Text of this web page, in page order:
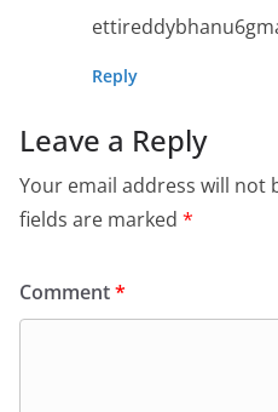
Reply
Leave a Reply
Your email address will not
fields are marked *
Comment*